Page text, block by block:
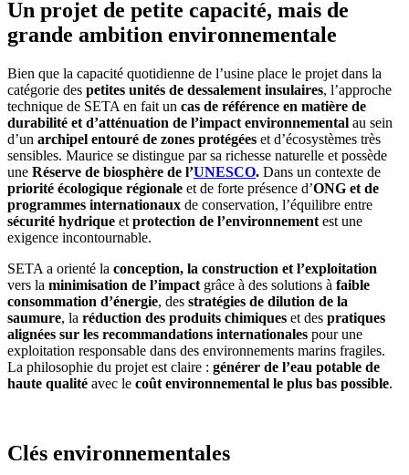
Un projet de petite capacité, mais de
grande ambition environnementale
Bien que la capacité quotidienne de l’usine place le projet dans la
catégorie des petites unités de dessalement insulaires, l’approche
technique de SETA en fait un cas de référence en matière de
durabilité et d’atténuation de l’impact environnemental au sein
d’un archipel entouré de zones protégées et d’écosystèmes très
sensibles. Maurice se distingue par sa richesse naturelle et possède
une Réserve de biosphère de l’UNESCO. Dans un contexte de
priorité écologique régionale et de forte présence d’ONG et de
programmes internationaux de conservation, l’équilibre entre
sécurité hydrique et protection de l’environnement est une
exigence incontournable.
SETA a orienté la conception, la construction et l’exploitation
vers la minimisation de l’impact grâce à des solutions à faible
consommation d’énergie, des stratégies de dilution de la
saumure, la réduction des produits chimiques et des pratiques
alignées sur les recommandations internationales pour une
exploitation responsable dans des environnements marins fragiles.
La philosophie du projet est claire : générer de l’eau potable de
haute qualité avec le coût environnemental le plus bas possible.
Clés environnementales